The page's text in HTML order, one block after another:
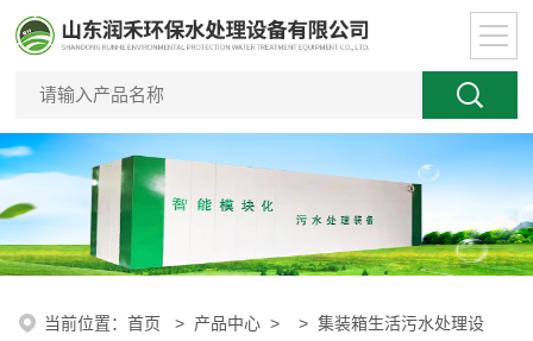
当前位置：首页 > 产品中心 > >集装箱生活污水处理设